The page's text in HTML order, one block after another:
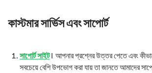
কাস্টমার সার্ভিস এবং সাপোর্ট
সাপোর্ট সাইট। আপনার প্রশ্নের উত্তর পেতে এবং
সবচেয়ে বেশি উপভোগ করা যায় তা জানতে আমাদের